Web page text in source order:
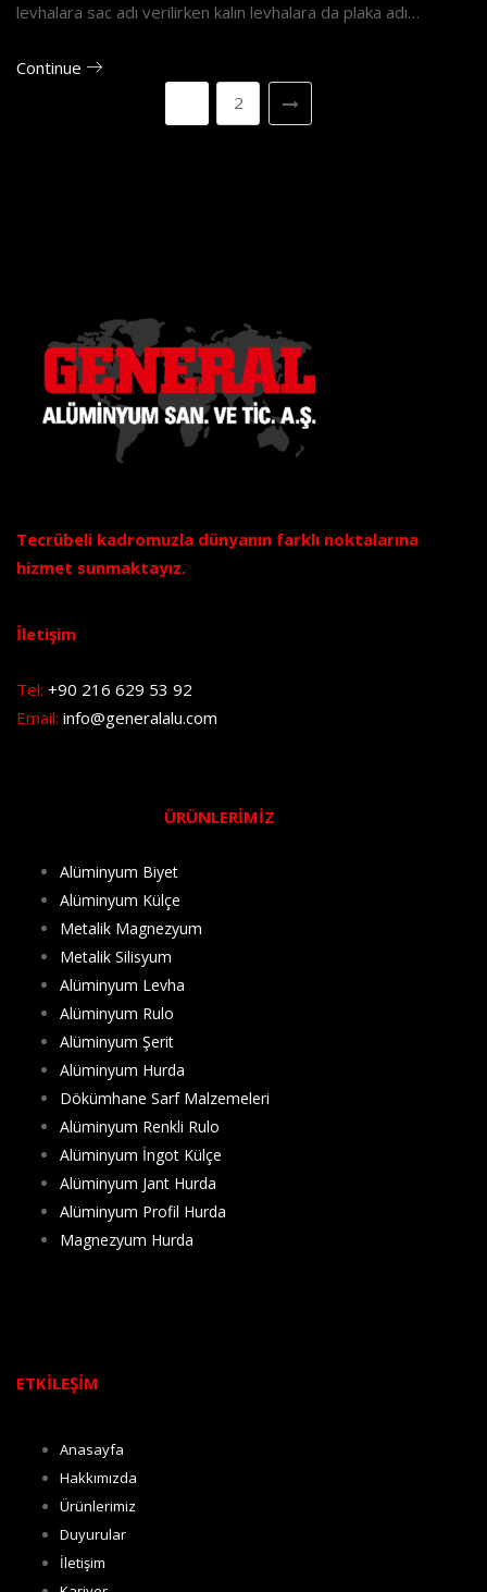
levhalara sac adı verilirken kalın levhalara da plaka adı…
Continue
2
Tecrübeli kadromuzla dünyanın farklı noktalarına
hizmet sunmaktayız.
İletişim
Tel: +90 216 629 53 92
Email: info@generalalu.com
ÜRÜNLERİMİZ
Alüminyum Biyet
Alüminyum Külçe
Metalik Magnezyum
Metalik Silisyum
Alüminyum Levha
Alüminyum Rulo
Alüminyum Şerit
Alüminyum Hurda
Dökümhane Sarf Malzemeleri
Alüminyum Renkli Rulo
Alüminyum İngot Külçe
Alüminyum Jant Hurda
Alüminyum Profil Hurda
Magnezyum Hurda
ETKİLEŞİM
Anasayfa
Hakkımızda
Ürünlerimiz
Duyurular
İletişim